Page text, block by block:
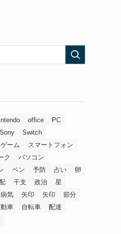
office
PC
Sony
Switch
ゲーム
スマートフォン
ク
パソコン
ペン 予防 占い
卵
干支 政治
星
病気 矢印 矢印
節分
車 自転車
配達